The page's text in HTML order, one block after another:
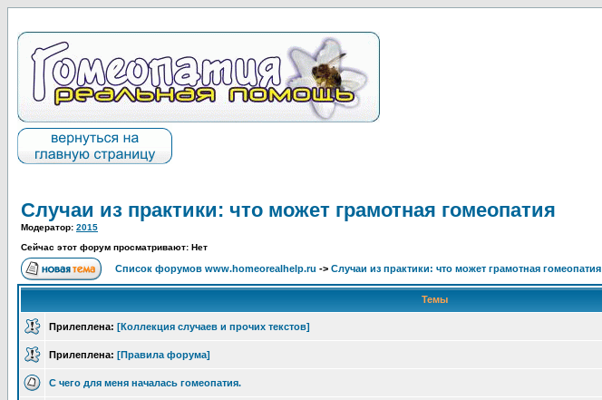
Случаи из практики: что может грамотная гомеопатия
Модератор: 2015
Сейчас этот форум просматривают: Нет
Список форумов www.homeorealhelp.ru -> Случаи из практики: что может грамотная гомеопатия
Темы
Прилеплена: [Коллекция случаев и прочих текстов]
Прилеплена: [Правила форума]
С чего для меня началась гомеопатия.